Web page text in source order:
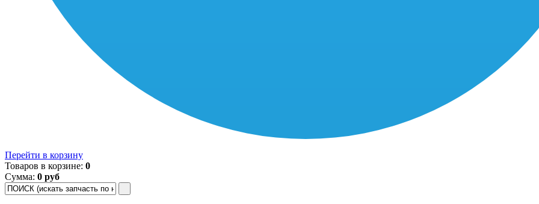
Перейти в корзину
Товаров в корзине: 0
Сумма: 0 руб